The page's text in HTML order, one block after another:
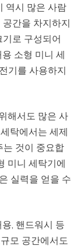
역시 많은 사람
간을 차지하지
로 구성되어
소형 미니 세
기를 사용하지
해서도 많은 사
탁에서는 세제
는 것이 중요합
미니 세탁기에
실력을 얻을 수
, 핸드워시 등
모 공간에서도